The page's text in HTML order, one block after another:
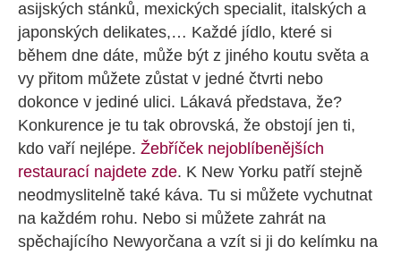
asijských stánků, mexických specialit, italských a
japonských delikates,… Každé jídlo, které si
během dne dáte, může být z jiného koutu světa a
vy přitom můžete zůstat v jedné čtvrti nebo
dokonce v jediné ulici. Lákavá představa, že?
Konkurence je tu tak obrovská, že obstojí jen ti,
kdo vaří nejlépe. Žebříček nejoblíbenějších
restaurací najdete zde. K New Yorku patří stejně
neodmyslitelně také káva. Tu si můžete vychutnat
na každém rohu. Nebo si můžete zahrát na
spěchajícího Newyorčana a vzít si ji do kelímku na